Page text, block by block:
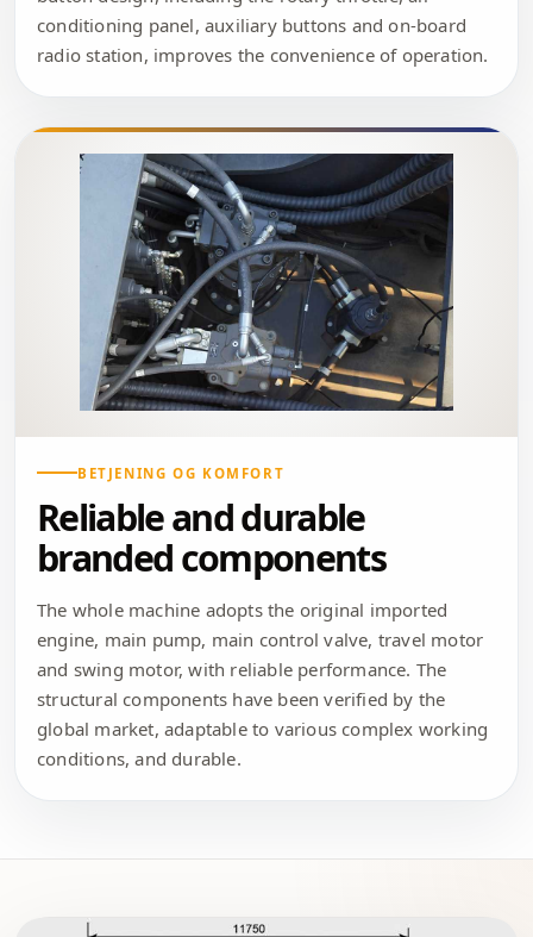
conditioning panel, auxiliary buttons and on-board
radio station, improves the convenience of operation.
BETJENING OG KOMFORT
Reliable and durable
branded components
The whole machine adopts the original imported
engine, main pump, main control valve, travel motor
and swing motor, with reliable performance. The
structural components have been verified by the
global market, adaptable to various complex working
conditions, and durable.